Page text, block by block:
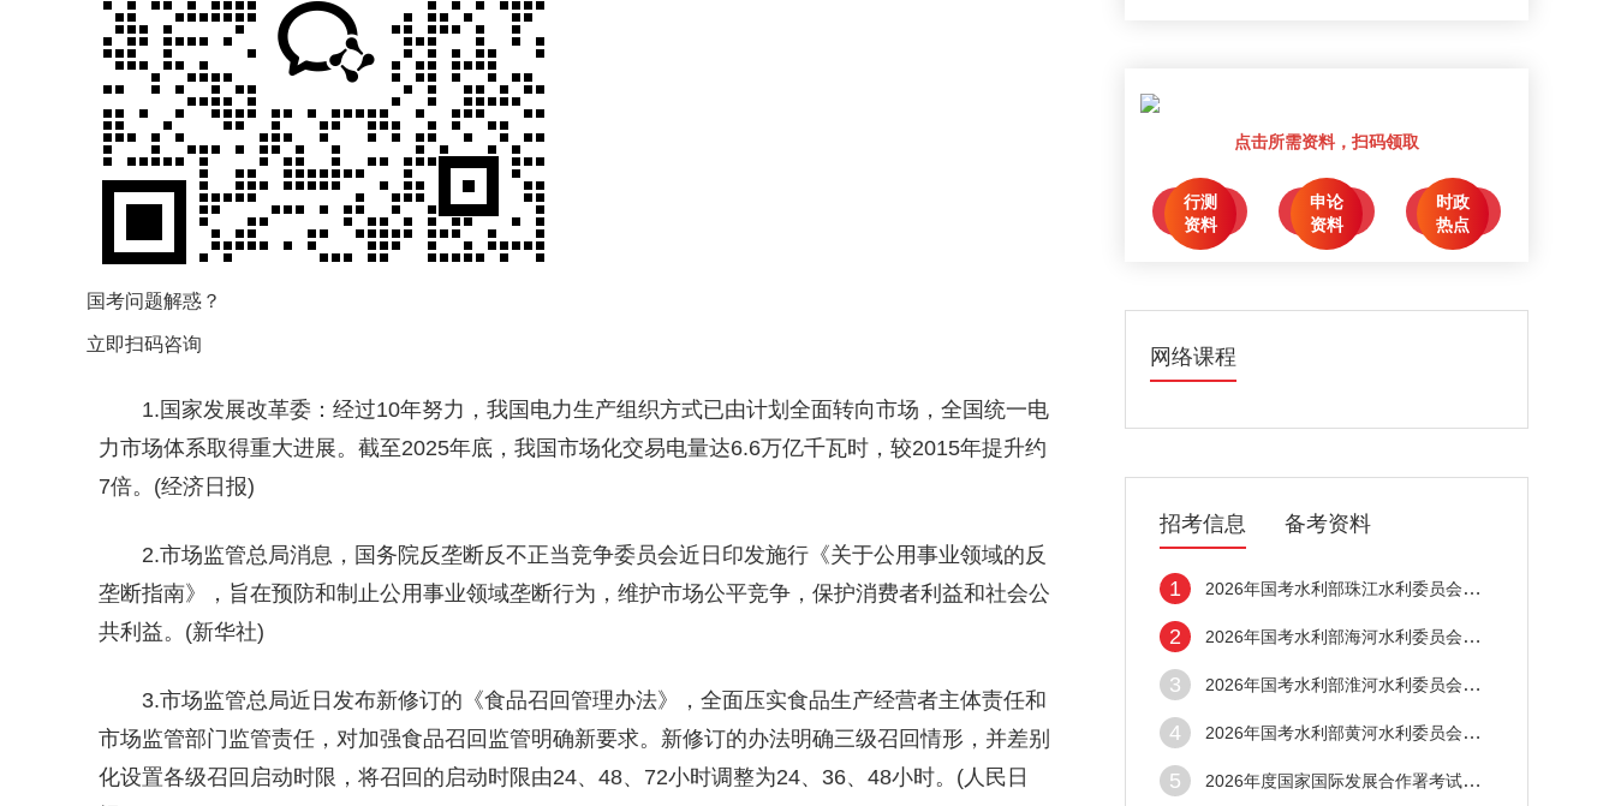
国考问题解惑？
立即扫码咨询
1.国家发展改革委：经过10年努力，我国电力生产组织方式已由计划全面转向市场，全国统一电
力市场体系取得重大进展。截至2025年底，我国市场化交易电量达6.6万亿千瓦时，较2015年提升约
7倍。(经济日报)
2.市场监管总局消息，国务院反垄断反不正当竞争委员会近日印发施行《关于公用事业领域的反
垄断指南》，旨在预防和制止公用事业领域垄断行为，维护市场公平竞争，保护消费者利益和社会公
共利益。(新华社)
3.市场监管总局近日发布新修订的《食品召回管理办法》，全面压实食品生产经营者主体责任和
市场监管部门监管责任，对加强食品召回监管明确新要求。新修订的办法明确三级召回情形，并差别
化设置各级召回启动时限，将召回的启动时限由24、48、72小时调整为24、36、48小时。(人民日
点击所需资料，扫码领取
行测
资料
点击领取
申论
资料
点击领取
时政
热点
点击领取
网络课程
招考信息 备考资料
1 2026年国考水利部珠江水利委员会考试录用公
2 2026年国考水利部海河水利委员会考试录用公
3 2026年国考水利部淮河水利委员会考试录用公
4 2026年国考水利部黄河水利委员会考试录用公
5 2026年度国家国际发展合作署考试录用公务员